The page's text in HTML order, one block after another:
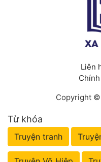
Liên
Copyright ©
Từ khóa
Truyện tranh